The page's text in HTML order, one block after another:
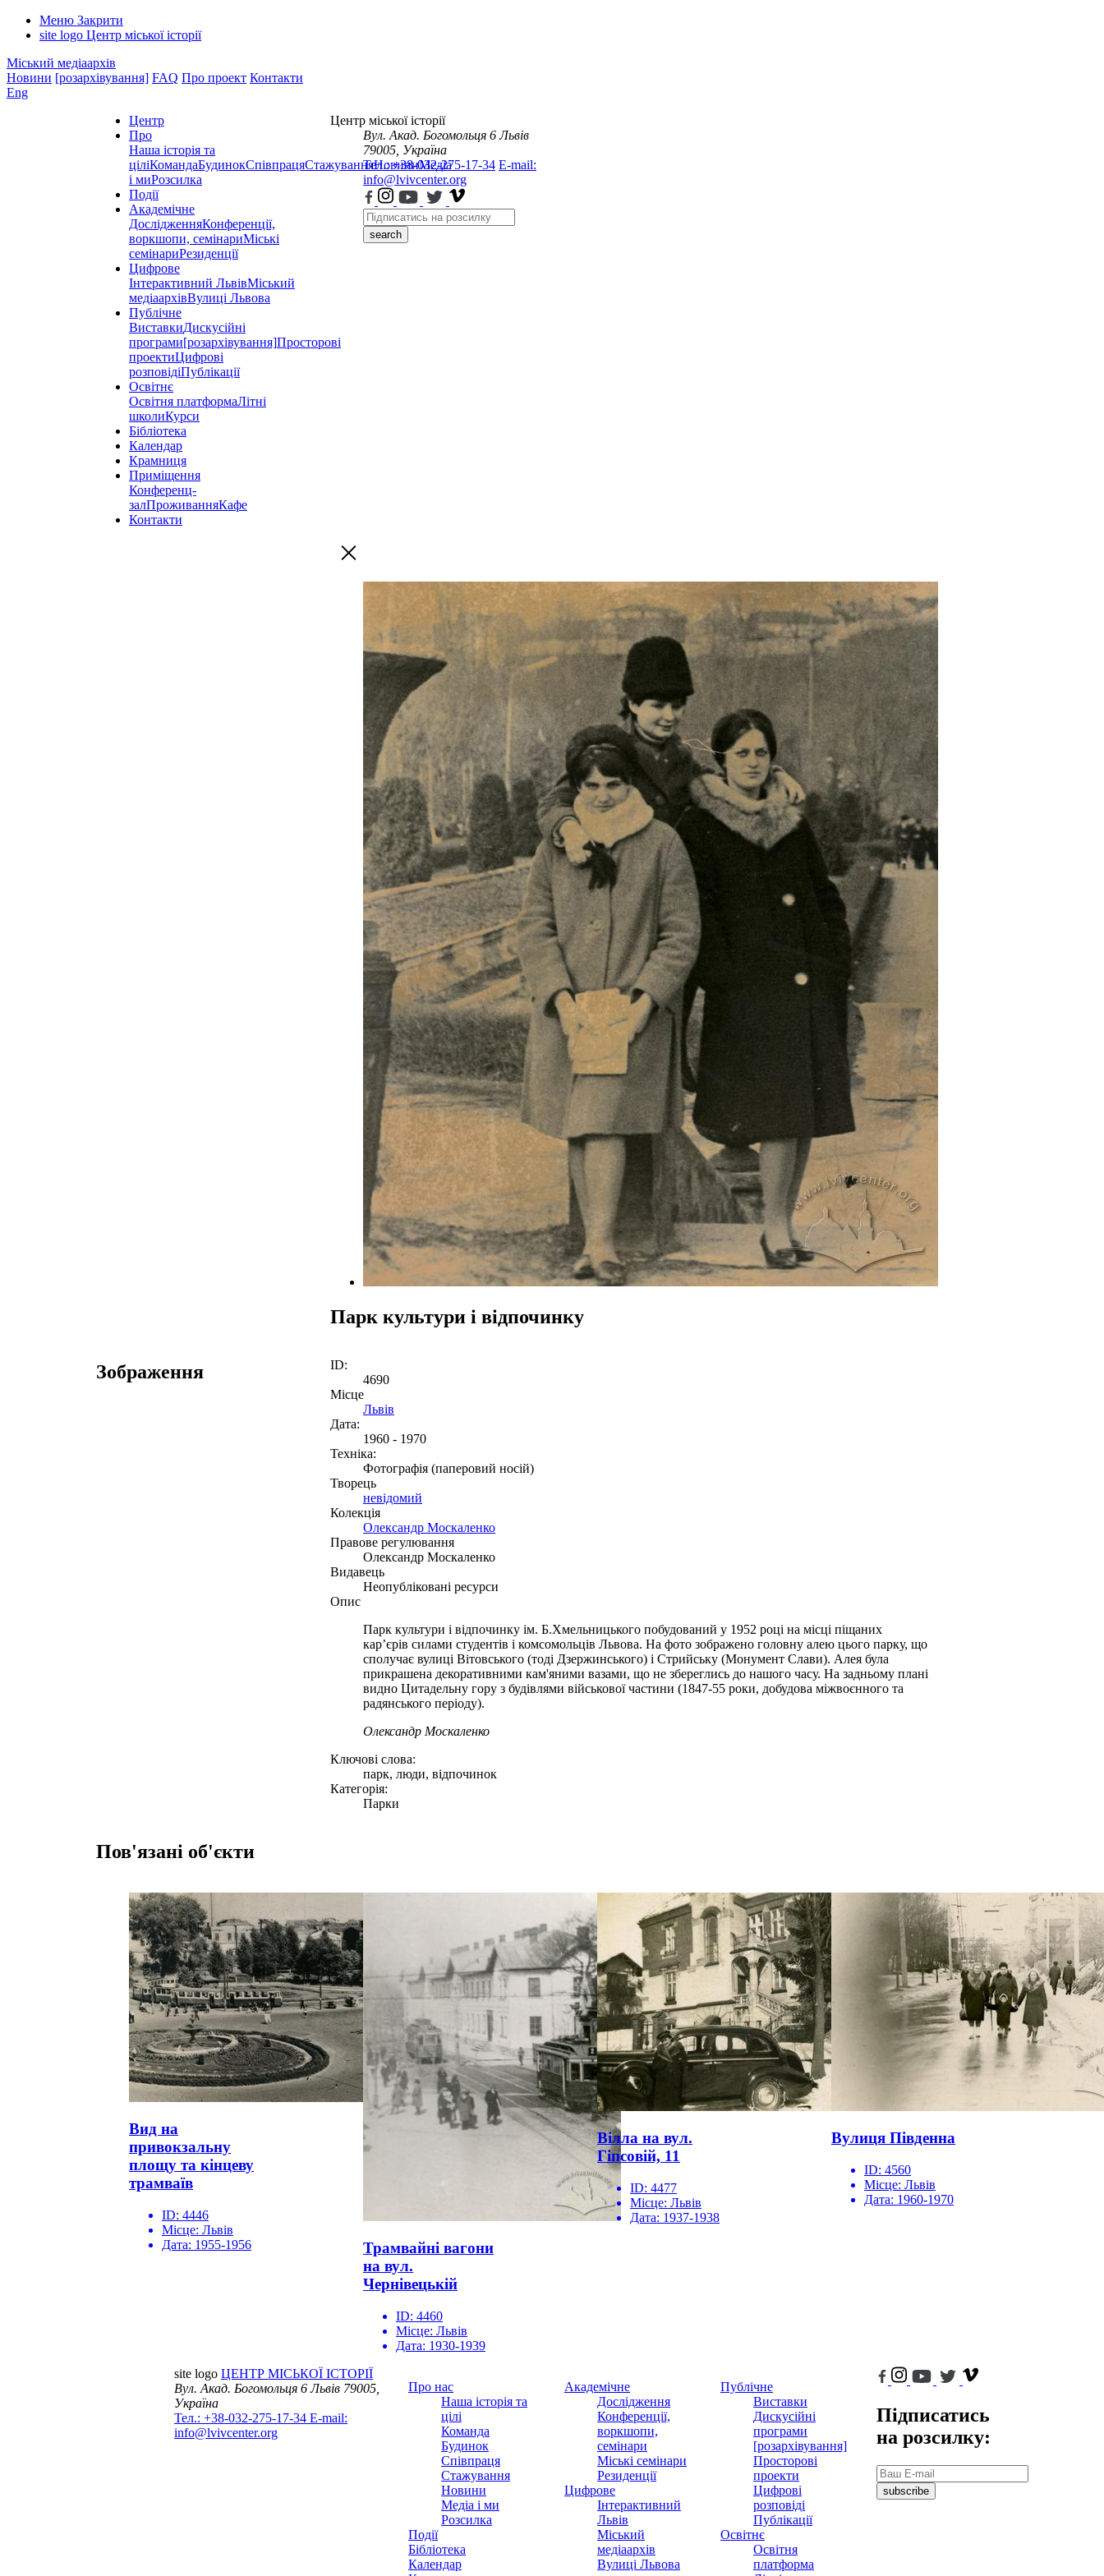
Меню Закрити
site logo Центр міської історії
Міський медіаархів
Новини [розархівування] FAQ Про проект Контакти
Eng
Центр
Про
Наша історія та
ціліКомандаБудинокСпівпрацяСтажуванняНовиниМедіа
і миРозсилка
Події
Академічне
ДослідженняКонференції,
воркшопи, семінариМіські
семінариРезиденції
Цифрове
Інтерактивний ЛьвівМіський
медіаархівВулиці Львова
Публічне
ВиставкиДискусійні
програми[розархівування]Просторові
проектиЦифрові
розповідіПублікації
Освітнє
Освітня платформаЛітні
школиКурси
Бібліотека
Календар
Крамниця
Приміщення
Конференц-
залПроживанняКафе
Контакти
Центр міської історії
Вул. Акад. Богомольця 6 Львів
79005, Україна
Тел.: +38-032-275-17-34 E-mail:
info@lvivcenter.org
search
Парк культури і відпочинку
Зображення
ID:
4690
Місце
Львів
Дата:
1960 - 1970
Техніка:
Фотографія (паперовий носій)
Творець
невідомий
Колекція
Олександр Москаленко
Правове регулювання
Олександр Москаленко
Видавець
Неопубліковані ресурси
Опис
Парк культури і відпочинку ім. Б.Хмельницького побудований у 1952 році на місці піщаних
кар’єрів силами студентів і комсомольців Львова. На фото зображено головну алею цього парку, що
сполучає вулиці Вітовського (тоді Дзержинського) і Стрийську (Монумент Слави). Алея була
прикрашена декоративними кам'яними вазами, що не збереглись до нашого часу. На задньому плані
видно Цитадельну гору з будівлями військової частини (1847-55 роки, добудова міжвоєнного та
радянського періоду).
Олександр Москаленко
Ключові слова:
парк, люди, відпочинок
Категорія:
Парки
Пов'язані об'єкти
Вид на
привокзальну
площу та кінцеву
трамваїв
ID: 4446
Місце: Львів
Дата: 1955-1956
Трамвайні вагони
на вул.
Чернівецькій
ID: 4460
Місце: Львів
Дата: 1930-1939
Вілла на вул.
Гіпсовій, 11
ID: 4477
Місце: Львів
Дата: 1937-1938
Вулиця Південна
ID: 4560
Місце: Львів
Дата: 1960-1970
site logo ЦЕНТР МІСЬКОЇ ІСТОРІЇ
Вул. Акад. Богомольця 6Львів 79005,
Україна
Тел.: +38-032-275-17-34 E-mail:
info@lvivcenter.org
Про нас
Наша історія та
цілі
Команда
Будинок
Співпраця
Стажування
Новини
Медіа і ми
Розсилка
Події
Бібліотека
Календар
Академічне
Дослідження
Конференції,
воркшопи,
семінари
Міські семінари
Резиденції
Цифрове
Інтерактивний
Львів
Міський
медіаархів
Вулиці Львова
Публічне
Виставки
Дискусійні
програми
[розархівування]
Просторові
проекти
Цифрові
розповіді
Публікації
Освітнє
Освітня
платформа
Підписатись
на розсилку:
subscribe